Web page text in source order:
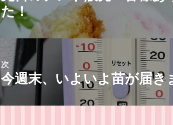
の
投
稿:
た！
次
次
の
投
今週末、いよいよ苗が届き